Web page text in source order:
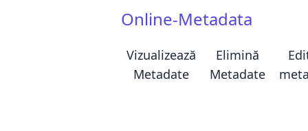
Online-Metadata
Vizualizează
Metadate
Elimină
Metadate